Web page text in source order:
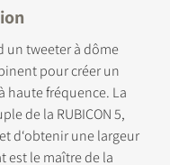
un tweeter à dôme
pour créer un
haute fréquence. La
de la RUBICON 5,
d‘obtenir une largeur
est le maître de la